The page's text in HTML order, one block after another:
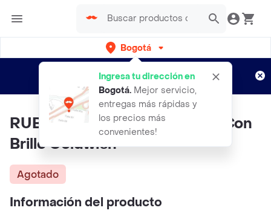
Bogotá
Ingresa tu dirección en
Bogotá. Mejor servicio,
entregas más rápidas y
los precios más
convenientes!
envíos gratis por semanas
Aplican TyC
RUBY ROSE Primer Spray Fix Con
Brillo Goldwish
Agotado
Información del producto